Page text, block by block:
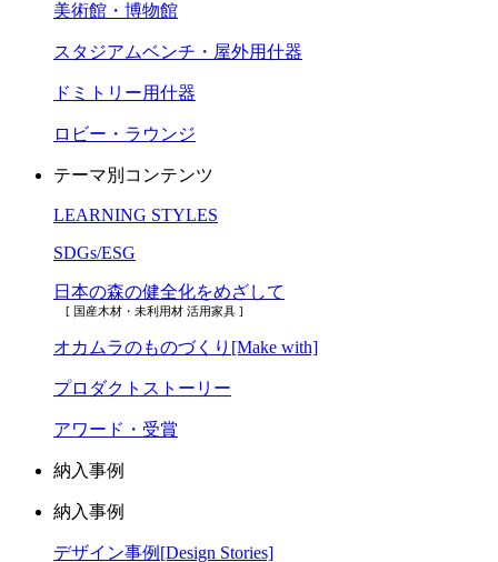
美術館・博物館
スタジアムベンチ・屋外用什器
ドミトリー用什器
ロビー・ラウンジ
テーマ別コンテンツ
LEARNING STYLES
SDGs/ESG
日本の森の健全化をめざして
[ 国産木材・未利用材 活用家具 ]
オカムラのものづくり[Make with]
プロダクトストーリー
アワード・受賞
納入事例
納入事例
デザイン事例[Design Stories]